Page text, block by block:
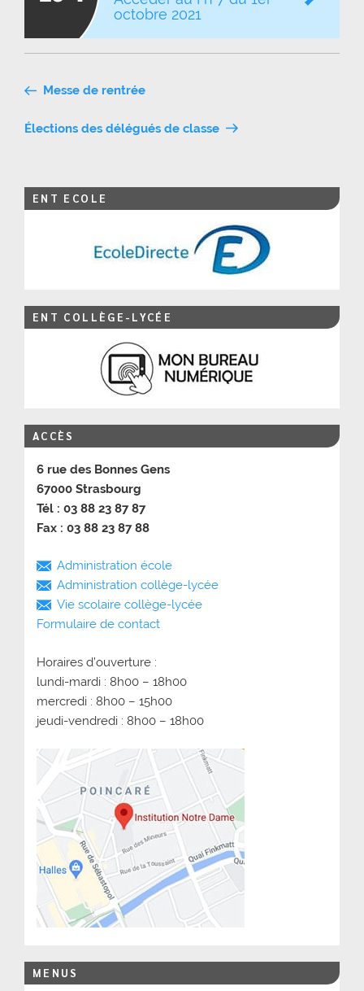
octobre 2021
Navigation
de
Messe de rentrée
Élections des délégués de classe
ENT ECOLE
ENT COLLÈGE-LYCÉE
ACCÈS
6 rue des Bonnes Gens
67000 Strasbourg
Tél : 03 88 23 87 87
Fax : 03 88 23 87 88
Administration école
Administration collège-lycée
Vie scolaire collège-lycée
Formulaire de contact
Horaires d’ouverture :
lundi-mardi : 8h00 – 18h00
mercredi : 8h00 – 15h00
jeudi-vendredi : 8h00 – 18h00
MENUS